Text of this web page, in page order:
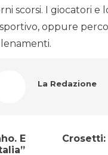
scorsi. I giocatori e
oppure
La Redazione
E
Crosetti: